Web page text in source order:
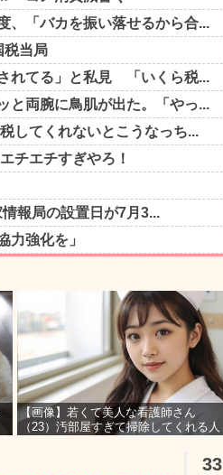
【画像】若くて美人な看護師さん
（23）汚部屋すぎて掃除してくれる人
33